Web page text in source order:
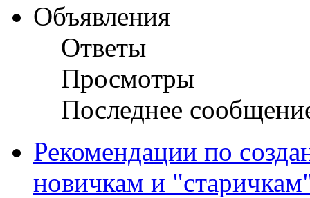
Объявления
Ответы
Просмотры
Последнее
Рекомендации по
новичкам и